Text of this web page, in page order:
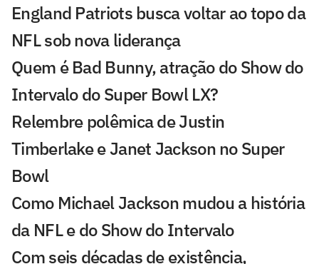
England Patriots busca voltar ao topo da
NFL sob nova liderança
Quem é Bad Bunny, atração do Show do
Intervalo do Super Bowl LX?
Relembre polêmica de Justin
Timberlake e Janet Jackson no Super
Bowl
Como Michael Jackson mudou a história
da NFL e do Show do Intervalo
Com seis décadas de existência,